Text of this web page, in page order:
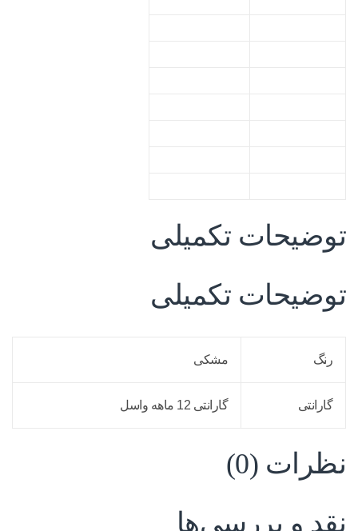
توضیحات تکمیلی
توضیحات تکمیلی
رنگ مشکی
گارانتی گارانتی 12 ماهه واسل
نظرات (0)
نقد و بررسی‌ها